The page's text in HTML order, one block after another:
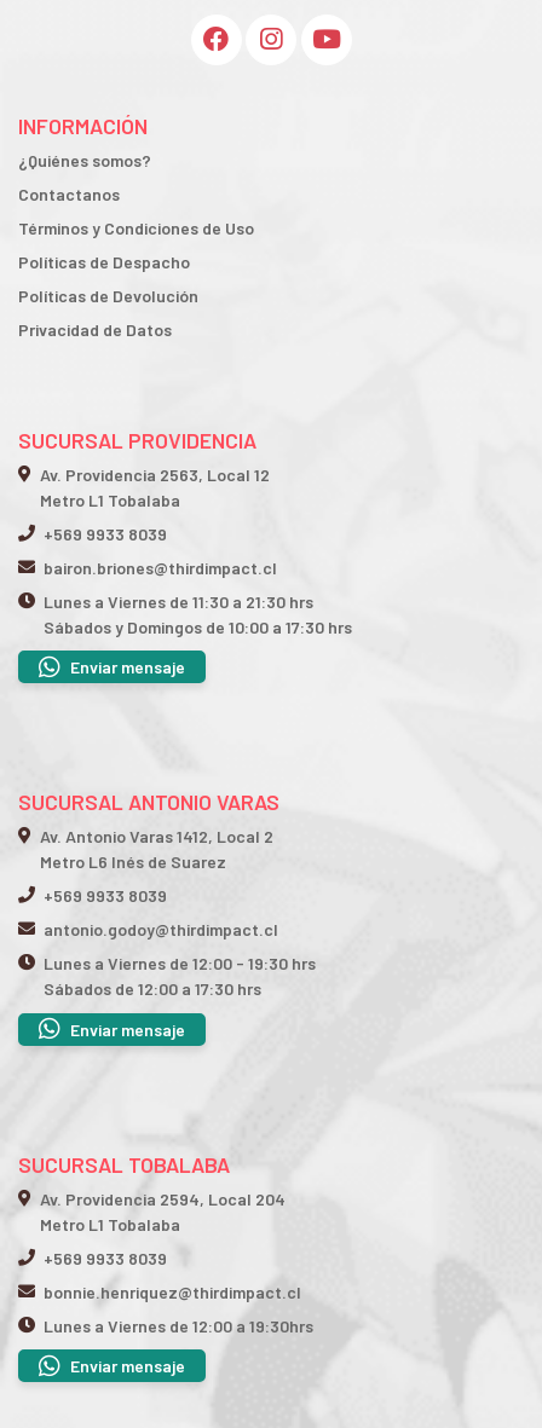
INFORMACIÓN
¿Quiénes somos?
Contactanos
Términos y Condiciones de Uso
Políticas de Despacho
Políticas de Devolución
Privacidad de Datos
SUCURSAL PROVIDENCIA
Av. Providencia 2563, Local 12
Metro L1 Tobalaba
+569 9933 8039
bairon.briones@thirdimpact.cl
Lunes a Viernes de 11:30 a 21:30 hrs
Sábados y Domingos de 10:00 a 17:30 hrs
Enviar mensaje
SUCURSAL ANTONIO VARAS
Av. Antonio Varas 1412, Local 2
Metro L6 Inés de Suarez
+569 9933 8039
antonio.godoy@thirdimpact.cl
Lunes a Viernes de 12:00 - 19:30 hrs
Sábados de 12:00 a 17:30 hrs
Enviar mensaje
SUCURSAL TOBALABA
Av. Providencia 2594, Local 204
Metro L1 Tobalaba
+569 9933 8039
bonnie.henriquez@thirdimpact.cl
Lunes a Viernes de 12:00 a 19:30hrs
Enviar mensaje